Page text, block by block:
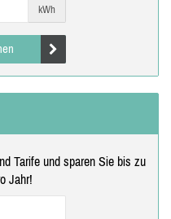
kWh
Tarife und sparen Sie bis zu
Jahr!